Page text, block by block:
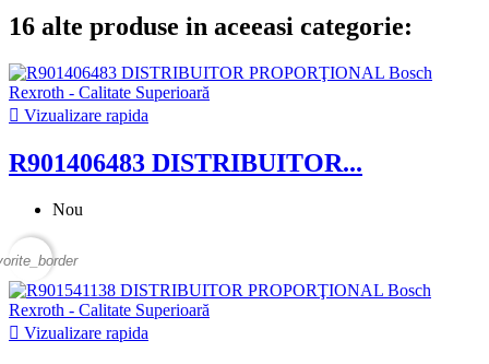
16 alte produse in aceeasi categorie:
 Vizualizare rapida
R901406483 DISTRIBUITOR...
Nou
 Vizualizare rapida